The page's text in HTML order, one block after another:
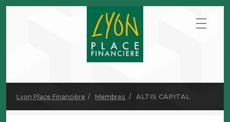
Lyon Place Financière Membres ALTIS CAPITAL